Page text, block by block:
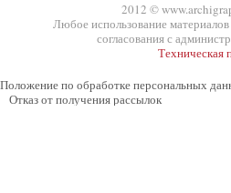
2012 ©
Любое использование
согласования с
Техническая
Положение по обработке персональных
Отказ от получения рассылок